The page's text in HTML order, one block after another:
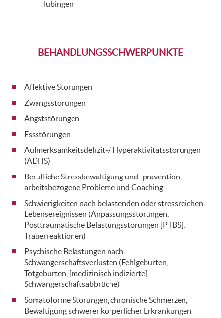
Tübingen
BEHANDLUNGSSCHWERPUNKTE
Affektive Störungen
Zwangsstörungen
Angststörungen
Essstörungen
Aufmerksamkeitsdefizit-/ Hyperaktivitätsstörungen
(ADHS)
Berufliche Stressbewältigung und -prävention,
arbeitsbezogene Probleme und Coaching
Schwierigkeiten nach belastenden oder stressreichen
Lebensereignissen (Anpassungsstörungen,
Posttraumatische Belastungsstörungen [PTBS],
Trauerreaktionen)
Psychische Belastungen nach
Schwangerschaftsverlusten (Fehlgeburten,
Totgeburten, [medizinisch indizierte]
Schwangerschaftsabbrüche)
Somatoforme Störungen, chronische Schmerzen,
Bewältigung schwerer körperlicher Erkrankungen